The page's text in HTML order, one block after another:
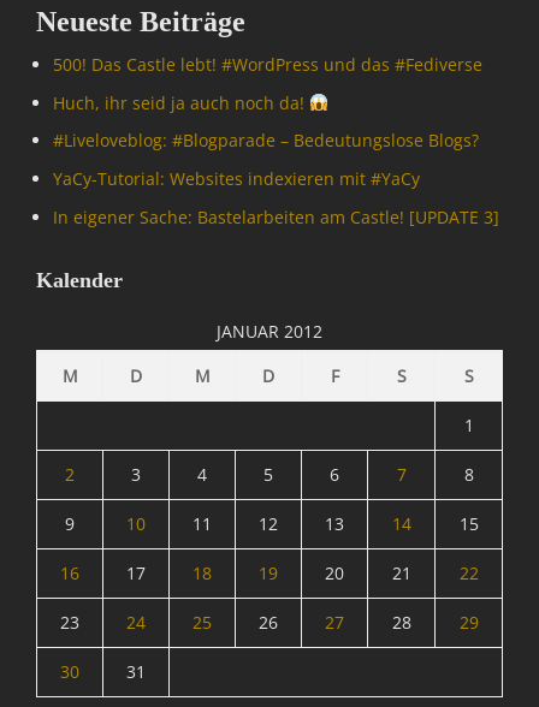
r
I
e
e
i
n
S
a
&
Neueste Beiträge
500! Das Castle lebt! #WordPress und das #Fediverse
Huch, ihr seid ja auch noch da!
#Livelove­blog: #Blogparade – Bedeutungslose Blogs?
YaCy-Tutorial: Websites indexieren mit #YaCy
In eigener Sache: Bastelarbeiten am Castle! [UPDATE 3]
Kalender
JANUAR 2012
M
D M D F S S
1
2 3 4 5 6 7 8
9 10 11 12 13 14 15
16 17 18 19 20 21 22
23 24 25 26 27 28 29
30 31